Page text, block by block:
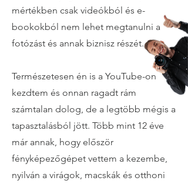
mértékben csak videókból és e-
bookokból nem lehet megtanulni a
fotózást és annak biznisz részét.
Természetesen én is a YouTube-on
kezdtem és onnan ragadt rám
számtalan dolog, de a legtöbb mégis a
tapasztalásból jött. Több mint 12 éve
már annak, hogy először
fényképezőgépet vettem a kezembe,
nyilván a virágok, macskák és otthoni